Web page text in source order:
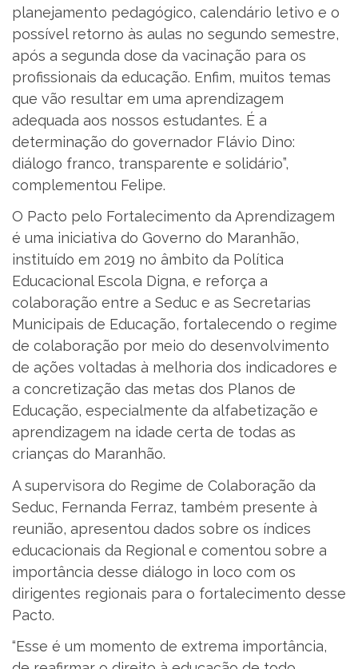
planejamento pedagógico, calendário letivo e o
possível retorno às aulas no segundo semestre,
após a segunda dose da vacinação para os
profissionais da educação. Enfim, muitos temas
que vão resultar em uma aprendizagem
adequada aos nossos estudantes. É a
determinação do governador Flávio Dino:
diálogo franco, transparente e solidário”,
complementou Felipe.
O Pacto pelo Fortalecimento da Aprendizagem
é uma iniciativa do Governo do Maranhão,
instituído em 2019 no âmbito da Política
Educacional Escola Digna, e reforça a
colaboração entre a Seduc e as Secretarias
Municipais de Educação, fortalecendo o regime
de colaboração por meio do desenvolvimento
de ações voltadas à melhoria dos indicadores e
a concretização das metas dos Planos de
Educação, especialmente da alfabetização e
aprendizagem na idade certa de todas as
crianças do Maranhão.
A supervisora do Regime de Colaboração da
Seduc, Fernanda Ferraz, também presente à
reunião, apresentou dados sobre os índices
educacionais da Regional e comentou sobre a
importância desse diálogo in loco com os
dirigentes regionais para o fortalecimento desse
Pacto.
“Esse é um momento de extrema importância,